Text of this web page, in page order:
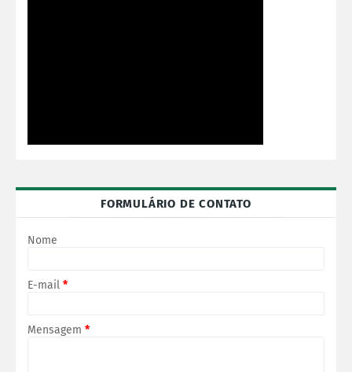
FORMULÁRIO DE CONTATO
Nome
E-mail *
Mensagem *